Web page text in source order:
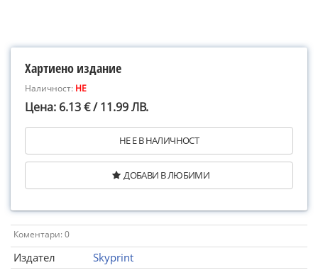
Хартиено издание
Наличност: НЕ
Цена: 6.13 € / 11.99 ЛВ.
НЕ Е В НАЛИЧНОСТ
ДОБАВИ В ЛЮБИМИ
Коментари: 0
Издател
Skyprint